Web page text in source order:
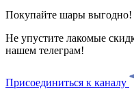
Покупайте шары выгодно!
Не упустите лакомые
нашем телеграм!
Присоединиться к каналу